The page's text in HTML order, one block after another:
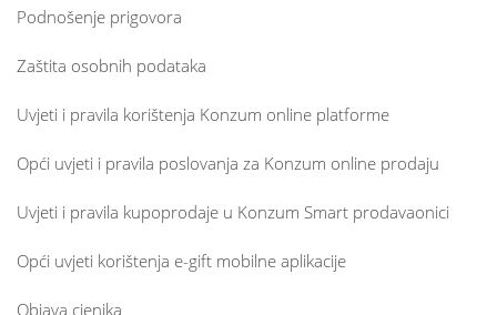
Podnošenje prigovora
Zaštita osobnih podataka
Uvjeti i pravila korištenja Konzum online platforme
Opći uvjeti i pravila poslovanja za Konzum online prodaju
Uvjeti i pravila kupoprodaje u Konzum Smart prodavaonici
Opći uvjeti korištenja e-gift mobilne aplikacije
Objava cjenika